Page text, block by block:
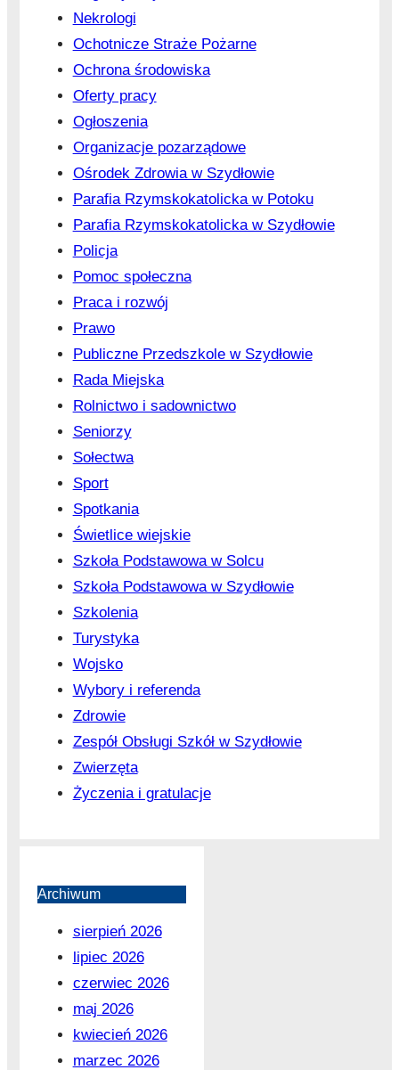
Nekrologi
Ochotnicze Straże Pożarne
Ochrona środowiska
Oferty pracy
Ogłoszenia
Organizacje pozarządowe
Ośrodek Zdrowia w Szydłowie
Parafia Rzymskokatolicka w Potoku
Parafia Rzymskokatolicka w Szydłowie
Policja
Pomoc społeczna
Praca i rozwój
Prawo
Publiczne Przedszkole w Szydłowie
Rada Miejska
Rolnictwo i sadownictwo
Seniorzy
Sołectwa
Sport
Spotkania
Świetlice wiejskie
Szkoła Podstawowa w Solcu
Szkoła Podstawowa w Szydłowie
Szkolenia
Turystyka
Wojsko
Wybory i referenda
Zdrowie
Zespół Obsługi Szkół w Szydłowie
Zwierzęta
Życzenia i gratulacje
Archiwum
sierpień 2026
lipiec 2026
czerwiec 2026
maj 2026
kwiecień 2026
marzec 2026